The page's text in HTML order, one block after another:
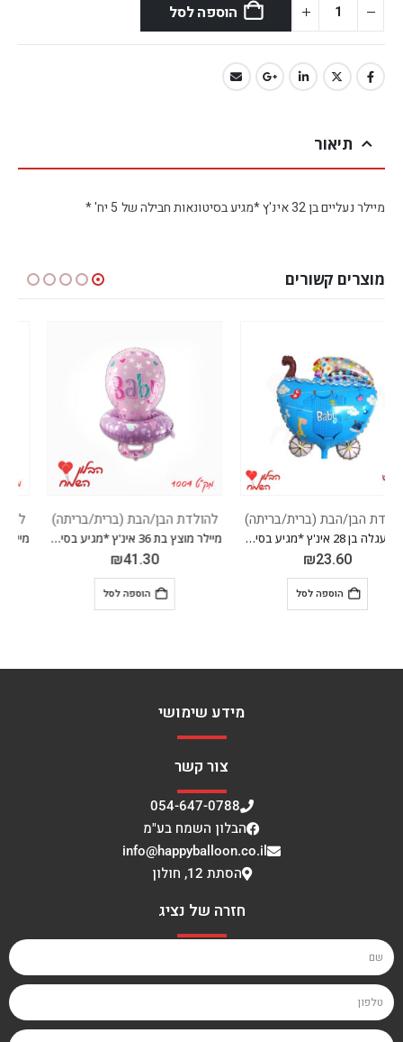
הוספה לסל
תיאור
מיילר נעליים בן 32 אינ'ץ *מגיע בסיטונאות חבילה של 5 יח' *
מוצרים קשורים
להולדת הבן/הבת (ברית/בריתה)
מיילר מוצץ בת 36 אינ'ץ *מגיע בסיטונאות חבילה של 5 יח' *
41.30
הוספה לסל
להולדת הבן/הבת (ברית/בריתה)
מיילר כף רגל בן 32 אינ'ץ *מגיע בסיטונאות חבילה של 5 יח' *
23.60
הוספה לסל
מידע שימושי
צור קשר
054-647-0788
הבלון השמח בע"מ
info@happyballoon.co.il
הסתת 12, חולון
חזרה של נציג